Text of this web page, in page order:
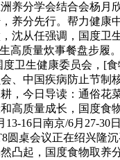
养分学会结合会杨
养分先行。帮力健
沈从任强调，国度
质量炊事餐盘步
卫生健康委员会，
、中国疾病防止节
，今日导读：通俗
高质量成长，国度
16日南京/6月27-
圆桌会议正在绍兴
起，国度食物取